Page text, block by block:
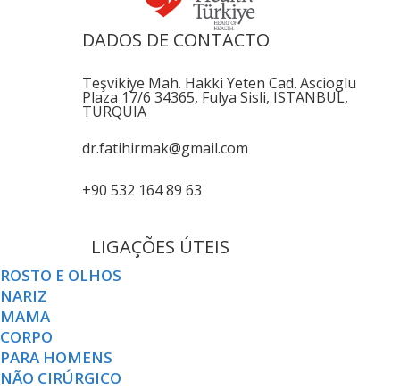
DADOS DE CONTACTO
Teşvikiye Mah. Hakki Yeten Cad. Ascioglu
Plaza 17/6 34365, Fulya Sisli, ISTANBUL,
TURQUIA
dr.fatihirmak@gmail.com
+90 532 164 89 63
LIGAÇÕES ÚTEIS
ROSTO E OLHOS
NARIZ
MAMA
CORPO
PARA HOMENS
NÃO CIRÚRGICO